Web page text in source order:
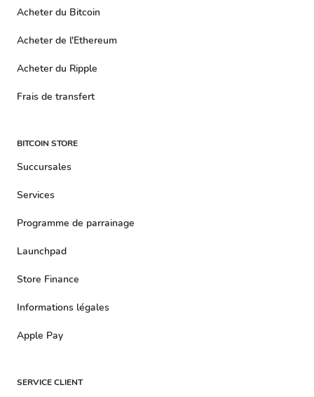
Acheter du Bitcoin
Acheter de l'Ethereum
Acheter du Ripple
Frais de transfert
BITCOIN STORE
Succursales
Services
Programme de parrainage
Launchpad
Store Finance
Informations légales
Apple Pay
SERVICE CLIENT